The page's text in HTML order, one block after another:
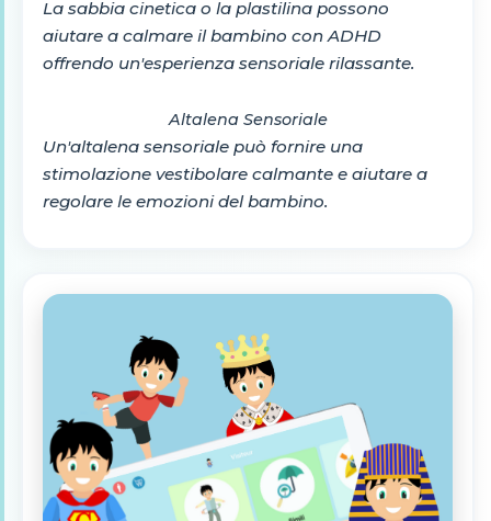
La sabbia cinetica o la plastilina possono
aiutare a calmare il bambino con ADHD
offrendo un'esperienza sensoriale rilassante.
Altalena Sensoriale
Un'altalena sensoriale può fornire una
stimolazione vestibolare calmante e aiutare a
regolare le emozioni del bambino.